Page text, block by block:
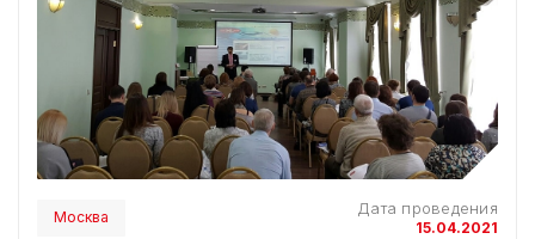
Москва Дата проведения
15.04.2021